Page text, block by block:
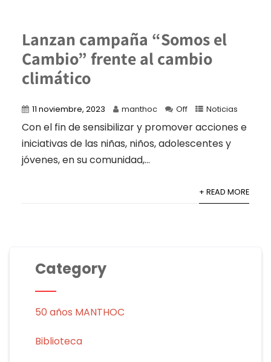
Lanzan campaña “Somos el
Cambio” frente al cambio
climático
11 noviembre, 2023 manthoc Off Noticias
Con el fin de sensibilizar y promover acciones e
iniciativas de las niñas, niños, adolescentes y
jóvenes, en su comunidad,...
+ READ MORE
Category
50 años MANTHOC
Biblioteca